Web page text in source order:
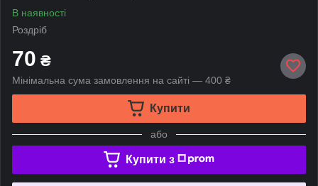
В наявності
Роздріб
70 ₴
Мінімальна сума замовлення на сайті — 400 ₴
Купити
або
Купити з